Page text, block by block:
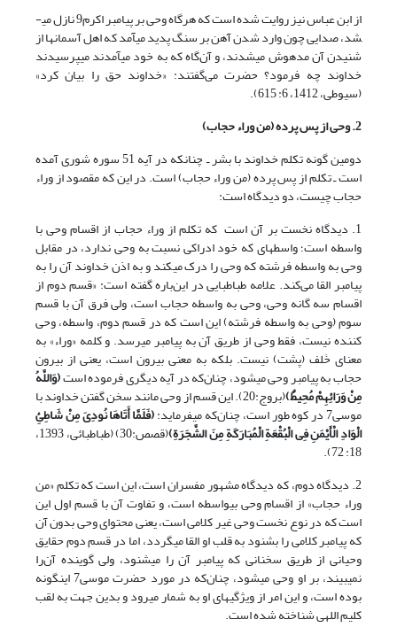
از ابن عباس نیز روایت شده است که هر‎گاه وحی بر پیامبر اکرم9 نازل می­
شد، صدایی چون وارد شدن آهن بر سنگ پدید می­آمد که اهل آسمانها از
شنیدن آن مدهوش می­شدند، و آن‌گاه که به خود می­آمدند می­پرسیدند
خداوند چه فرمود؟ حضرت می‌گفتند: «خداوند حق را بیان کرد»
(سیوطی، 1412، 6: 615).
2. وحی از پس پرده (من وراء حجاب)
دومین گونه تکلم خداوند با بشر ـ چنان‎که در آیه 51 سوره شوری آمده
است ـ‌ تکلم از پس پرده (من وراء حجاب) است. در این که مقصود از وراء
حجاب چیست، دو دیدگاه است:
1. دیدگاه نخست بر آن ‎است که تکلم از وراء حجاب از اقسام وحی با
واسطه است؛ واسطه‎ای که خود ادراکی نسبت به وحی ندارد، در مقابل
وحی به واسطه فرشته که وحی را درک می‎کند و به اذن خداوند آن‌ را به
پیامبر القا می‌کند. علامه طباطبایی در این‌باره گفته است: «قسم دوم از
اقسام سه گانه وحی، وحی به واسطه حجاب است، ولی فرق آن با قسم
سوم (وحی به واسطه فرشته) این است که در قسم دوم، واسطه، وحی
کننده نیست، فقط وحی از طریق آن به پیامبر می­رسد. و کلمه «وراء» به
معنای خَلف (پشت) نیست. بلکه به معنی بیرون است، یعنی از بیرون
حجاب به پیامبر وحی می­شود، چنان‌که در آیه دیگری فرموده است(وَاللَّهُ
مِنْ وَرَائِهِمْ مُحِیطٌ) (بروج:20). این قسم از وحی مانند سخن گفتن خداوند با
موسی7 در کوه طور است، چنان‌که می­فرماید: (فَلَمَّا أَتَاهَا نُودِیَ مِنْ شَاطِئِ
الْوَادِ الْأَیْمَنِ فِی الْبُقْعَةِ الْمُبَارَکَةِ مِنَ الشَّجَرَةِ) (قصص:30) (طباطبائی، 1393،
18: 72).
2. دیدگاه دوم، که دیدگاه مشهور مفسران است، این است که تکلم «من
وراء حجاب» از اقسام وحی بی­واسطه است، و تفاوت آن با قسم اول این
است که در نوع نخست وحی غیر کلامی است، یعنی محتوای وحی بدون آن
که پیامبر کلامی را بشنود به قلب او القا می­گردد، اما در قسم دوم حقایق
وحیانی از طریق سخنانی که پیامبر آن ‌را می­شنود، ولی گوینده آن‌را
نمی‏بیند، بر او وحی می­شود، چنان‌که در مورد حضرت موسی7 این‏گونه
بوده است، و این امر از ویژگی­های او به شمار می­رود و بدین جهت به لقب
کلیم اللهی شناخته شده است.